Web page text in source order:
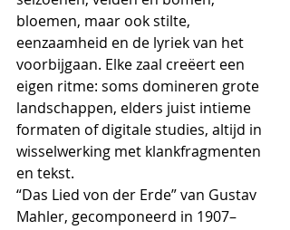
bloemen, maar ook stilte,
eenzaamheid en de lyriek van het
voorbijgaan. Elke zaal creëert een
eigen ritme: soms domineren grote
landschappen, elders juist intieme
formaten of digitale studies, altijd in
wisselwerking met klankfragmenten
en tekst.
“Das Lied von der Erde” van Gustav
Mahler, gecomponeerd in 1907–